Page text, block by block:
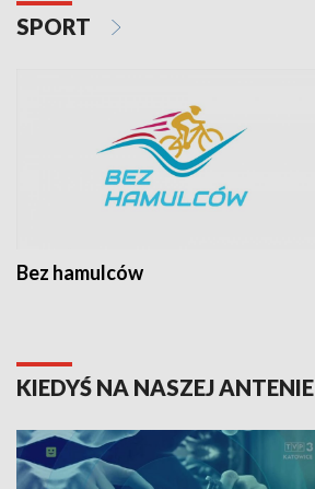
SPORT
Bez hamulców
KIEDYŚ NA NASZEJ ANTENIE